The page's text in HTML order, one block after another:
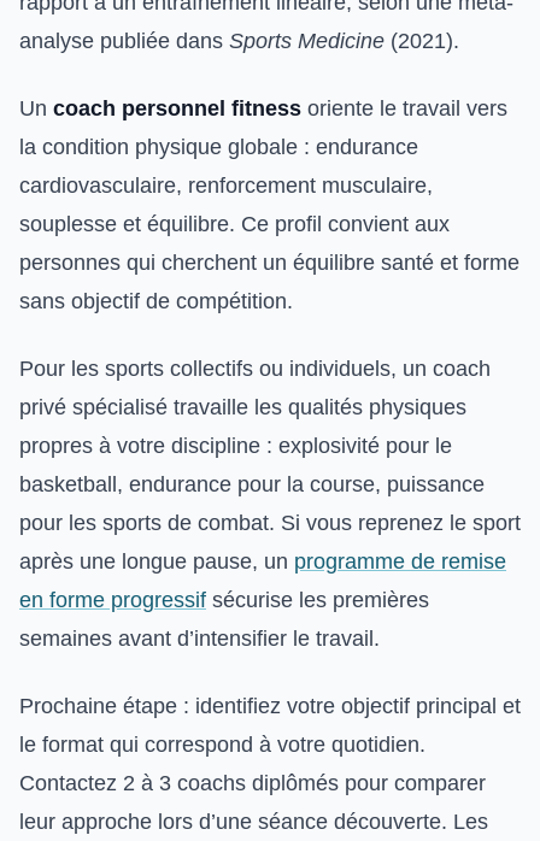
analyse publiée dans Sports Medicine (2021).
Un coach personnel fitness oriente le travail vers
la condition physique globale : endurance
cardiovasculaire, renforcement musculaire,
souplesse et équilibre. Ce profil convient aux
personnes qui cherchent un équilibre santé et forme
sans objectif de compétition.
Pour les sports collectifs ou individuels, un coach
privé spécialisé travaille les qualités physiques
propres à votre discipline : explosivité pour le
basketball, endurance pour la course, puissance
pour les sports de combat. Si vous reprenez le sport
après une longue pause, un programme de remise
en forme progressif sécurise les premières
semaines avant d’intensifier le travail.
Prochaine étape : identifiez votre objectif principal et
le format qui correspond à votre quotidien.
Contactez 2 à 3 coachs diplômés pour comparer
leur approche lors d’une séance découverte. Les